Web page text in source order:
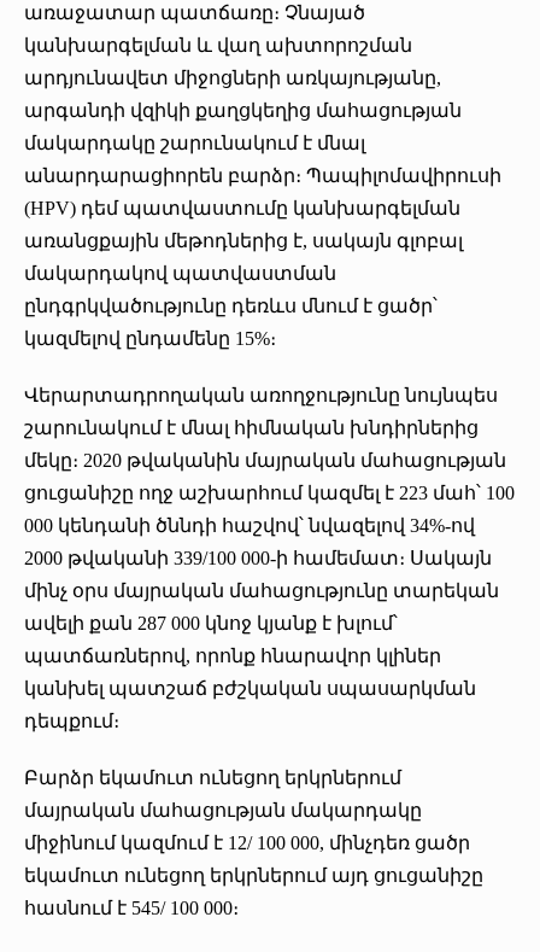
առաջատար պատճառը։ Չնայած
կանխարգելման և վաղ ախտորոշման
արդյունավետ միջոցների առկայությանը,
արգանդի վզիկի քաղցկեղից մահացության
մակարդակը շարունակում է մնալ
անարդարացիորեն բարձր։ Պապիլոմավիրուսի
(HPV) դեմ պատվաստումը կանխարգելման
առանցքային մեթոդներից է, սակայն գլոբալ
մակարդակով պատվաստման
ընդգրկվածությունը դեռևս մնում է ցածր՝
կազմելով ընդամենը 15%։
Վերարտադրողական առողջությունը նույնպես
շարունակում է մնալ հիմնական խնդիրներից
մեկը։ 2020 թվականին մայրական մահացության
ցուցանիշը ողջ աշխարհում կազմել է 223 մահ՝ 100
000 կենդանի ծննդի հաշվով՝ նվազելով 34%-ով
2000 թվականի 339/100 000-ի համեմատ։ Սակայն
մինչ օրս մայրական մահացությունը տարեկան
ավելի քան 287 000 կնոջ կյանք է խլում՝
պատճառներով, որոնք հնարավոր կլիներ
կանխել պատշաճ բժշկական սպասարկման
դեպքում։
Բարձր եկամուտ ունեցող երկրներում
մայրական մահացության մակարդակը
միջինում կազմում է 12/ 100 000, մինչդեռ ցածր
եկամուտ ունեցող երկրներում այդ ցուցանիշը
հասնում է 545/ 100 000։